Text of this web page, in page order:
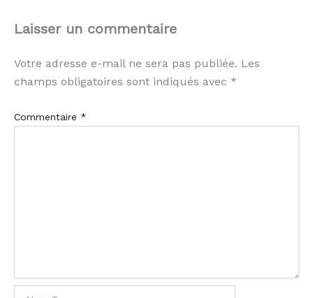
Laisser un commentaire
Votre adresse e-mail ne sera pas publiée. Les
champs obligatoires sont indiqués avec *
Commentaire *